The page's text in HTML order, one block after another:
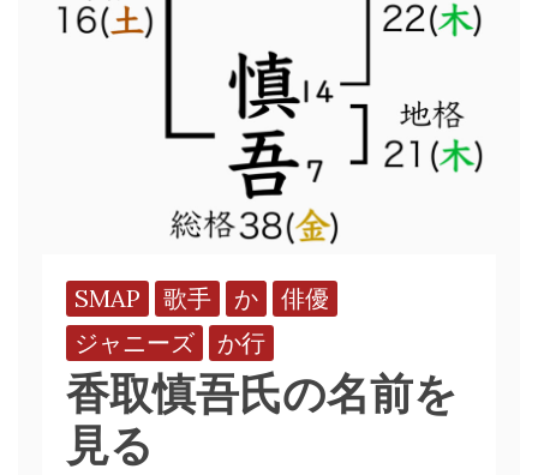
SMAP 歌手 か
俳優
ジャニーズ
か行
香取慎吾氏の名前を
見る